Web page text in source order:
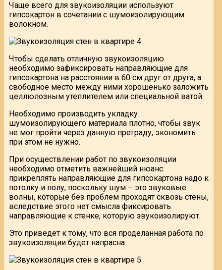
Чаще всего для звукоизоляции используют
гипсокартон в сочетании с шумоизолирующим
волокном.
Чтобы сделать отличную звукоизоляцию
необходимо зафиксировать направляющие для
гипсокартона на расстоянии в 60 см друг от друга, а
свободное место между ними хорошенько заложить
целлюлозным утеплителем или специальной ватой.
Необходимо производить укладку
шумоизолирующего материала плотно, чтобы звук
не мог пройти через данную преграду, экономить
при этом не нужно.
При осуществлении работ по звукоизоляции
необходимо отметить важнейший нюанс:
прикреплять направляющие для гипсокартона надо к
потолку и полу, поскольку шум – это звуковые
волны, которые без проблем проходят сквозь стены,
вследствие этого нет смысла фиксировать
направляющие к стенке, которую звукоизолируют.
Это приведет к тому, что вся проделанная работа по
звукоизоляции будет напрасна.